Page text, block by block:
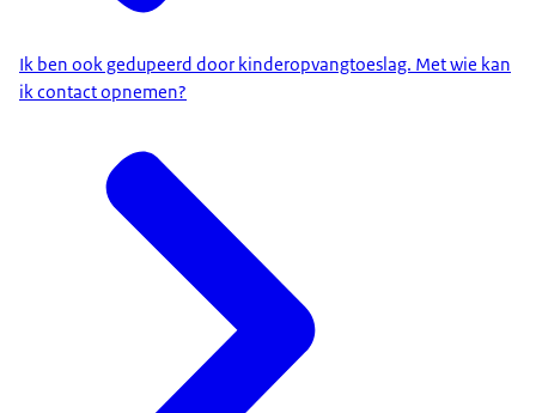
Ik ben ook gedupeerd door kinderopvangtoeslag. Met wie kan
ik contact opnemen?